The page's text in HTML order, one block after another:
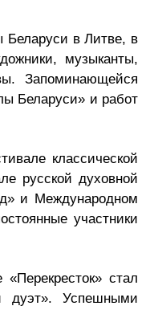
Беларуси в Литве, в
музыканты,
Запоминающейся
Беларуси» и работ
классической
русской духовной
и Международном
участники
стал
дуэт». Успешными